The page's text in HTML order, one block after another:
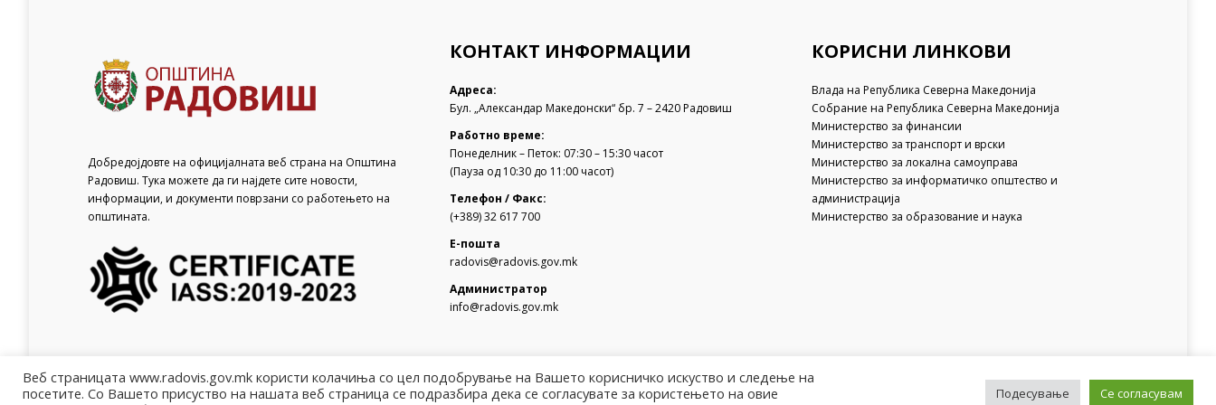
Добредојдовте на официјалната веб страна на Општина
Радовиш. Тука можете да ги најдете сите новости,
информации, и документи поврзани со работењето на
општината.
КОНТАКТ ИНФОРМАЦИИ
Адреса:
Бул. „Александар Македонски“ бр. 7 – 2420 Радовиш
Работно време:
Понеделник – Петок: 07:30 – 15:30 часот
(Пауза од 10:30 до 11:00 часот)
Телефон / Факс:
(+389) 32 617 700
Е-пошта
radovis@radovis.gov.mk
Администратор
info@radovis.gov.mk
КОРИСНИ ЛИНКОВИ
Влада на Република Северна Македонија
Собрание на Република Северна Македонија
Министерство за финансии
Министерство за транспорт и врски
Министерство за локална самоуправа
Министерство за информатичко општество и
администрација
Министерство за образование и наука
Веб страницата www.radovis.gov.mk користи колачиња со цел подобрување на Вашето корисничко искуство и следење на
посетите. Со Вашето присуство на нашата веб страница се подразбира дека се согласувате за користењето на овие
Подесување Се согласувам